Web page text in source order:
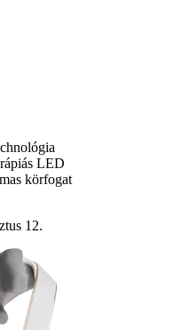
LED
körfogat
12.